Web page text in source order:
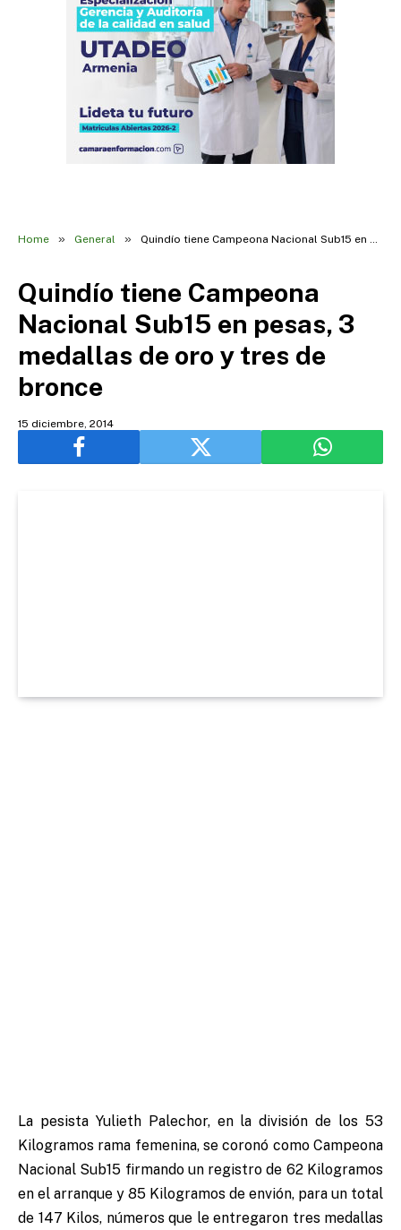
Home » General » Quindío tiene Campeona Nacional Sub15 en pesas, 3 medallas de oro y tres de bronce
Quindío tiene Campeona
Nacional Sub15 en pesas, 3
medallas de oro y tres de
bronce
15 diciembre, 2014
La pesista Yulieth Palechor, en la división de los 53
Kilogramos rama femenina, se coronó como Campeona
Nacional Sub15 firmando un registro de 62 Kilogramos
en el arranque y 85 Kilogramos de envión, para un total
de 147 Kilos, números que le entregaron tres medallas